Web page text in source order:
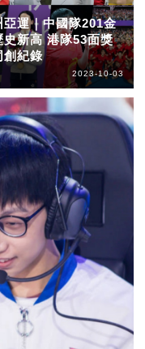
亞運｜中國隊201金
史新高 港隊53面獎
創紀錄
2023-10-03